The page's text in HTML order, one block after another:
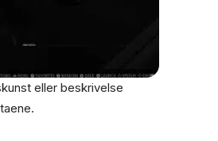
eller beskrivelse